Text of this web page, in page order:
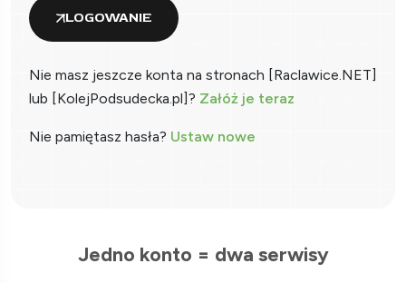
LOGOWANIE
Nie masz jeszcze konta na stronach [Raclawice.NET]
lub [KolejPodsudecka.pl]? Załóż je teraz
Nie pamiętasz hasła? Ustaw nowe
Jedno konto = dwa serwisy